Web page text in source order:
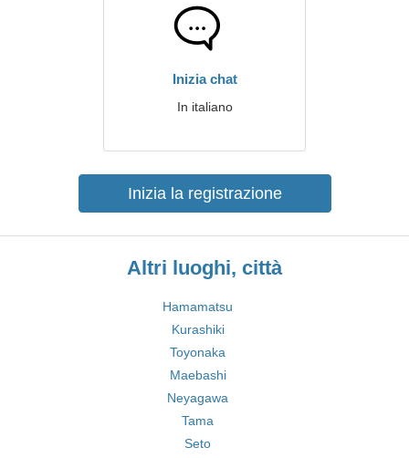
Inizia chat
In italiano
Inizia la registrazione
Altri luoghi, città
Hamamatsu
Kurashiki
Toyonaka
Maebashi
Neyagawa
Tama
Seto